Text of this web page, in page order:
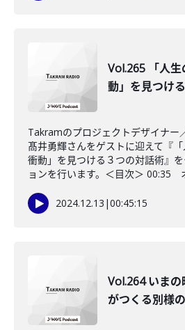
Vol.265 「人
動」を見つけ
Takramのプロジェクトデザイナー
髙井勇輝さんをゲストに迎えて『
衝動」を見つける３つの対話術』
ョンを行います。＜目次＞ 00:35
2024.12.13 |00:45:15
Vol.264 いまの
がつくる別様